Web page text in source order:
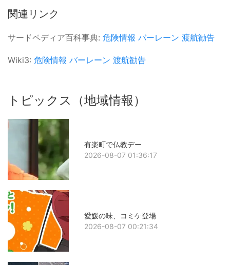
関連リンク
サードペディア百科事典: 危険情報 バーレーン 渡航勧告
Wiki3: 危険情報 バーレーン 渡航勧告
トピックス（地域情報）
有楽町で仏教デー
2026-08-07 01:36:17
愛媛の味、コミケ登場
2026-08-07 00:21:34